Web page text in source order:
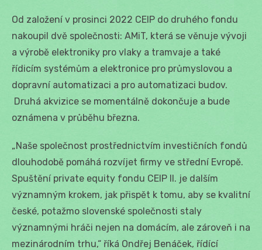
Od založení v prosinci 2022 CEIP do druhého fondu
nakoupil dvě společnosti: AMiT, která se věnuje vývoji
a výrobě elektroniky pro vlaky a tramvaje a také
řídicím systémům a elektronice pro průmyslovou a
dopravní automatizaci a pro automatizaci budov.
Druhá akvizice se momentálně dokončuje a bude
oznámena v průběhu března.
„Naše společnost prostřednictvím investičních fondů
dlouhodobě pomáhá rozvíjet firmy ve střední Evropě.
Spuštění private equity fondu CEIP II. je dalším
významným krokem, jak přispět k tomu, aby se kvalitní
české, potažmo slovenské společnosti staly
významnými hráči nejen na domácím, ale zároveň i na
mezinárodním trhu,“ říká Ondřej Benáček, řídící